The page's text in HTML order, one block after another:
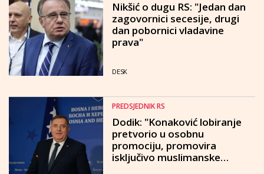
Nikšić o dugu RS: "Jedan dan
zagovornici secesije, drugi
dan pobornici vladavine
prava"
DESK
PREDSJEDNIK RS
Dodik: "Konaković lobiranje
pretvorio u osobnu
promociju, promovira
isključivo muslimanske